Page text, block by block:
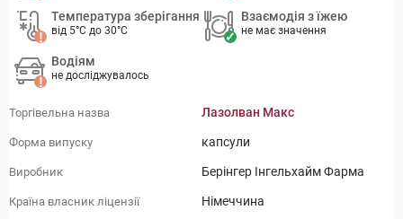
Температура зберігання
від 5°C до 30°C
Взаємодія з їжею
не має значення
Водіям
не досліджувалось
Торгівельна назва Лазолван Макс
Форма випуску капсули
Виробник Берінгер Інгельхайм Фарма
Країна власник ліцензії Німеччина